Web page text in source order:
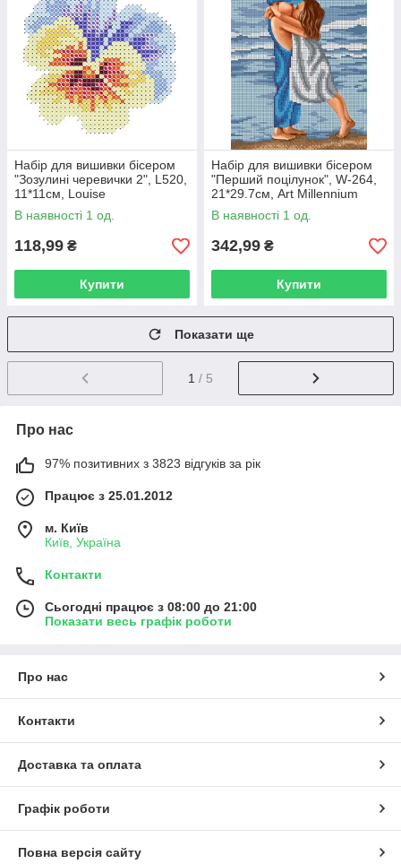
Набір для вишивки бісером
"Зозулині черевички 2", L520,
11*11см, Louise
В наявності 1 од.
118,99 ₴
Купити
Набір для вишивки бісером
"Перший поцілунок", W-264,
21*29.7см, Art Millennium
В наявності 1 од.
342,99 ₴
Купити
Показати ще
1 / 5
Про нас
97% позитивних з 3823 відгуків за рік
Працює з 25.01.2012
м. Київ
Київ, Україна
Контакти
Сьогодні працює з 08:00 до 21:00
Показати весь графік роботи
Про нас
Контакти
Доставка та оплата
Графік роботи
Повна версія сайту